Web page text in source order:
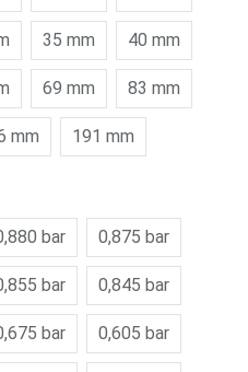
35 mm 40 mm
69 mm 83 mm
mm 191 mm
bar 0,875 bar
bar 0,845 bar
bar 0,605 bar